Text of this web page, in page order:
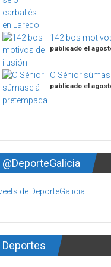
142 bos
publicado el
O Sénior
publicado el
@DeporteGalicia
de DeporteGalicia
Deportes